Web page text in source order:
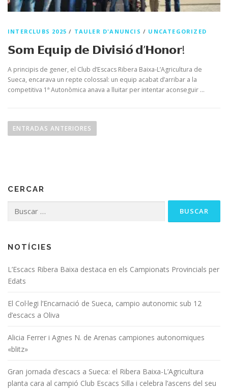
INTERCLUBS 2025 / TAULER D'ANUNCIS / UNCATEGORIZED
𝗦𝗼𝗺 𝗘𝗾𝘂𝗶𝗽 𝗱𝗲 𝗗𝗶𝘃𝗶𝘀𝗶𝗼́ 𝗱’𝗛𝗼𝗻𝗼𝗿!
A principis de gener, el Club d’Escacs Ribera Baixa-L’Agricultura de
Sueca, encarava un repte colossal: un equip acabat d’arribar a la
competitiva 1ª Autonòmica anava a lluitar per intentar aconseguir …
ENTRADAS ANTERIORES
CERCAR
NOTÍCIES
L’Escacs Ribera Baixa destaca en els Campionats Provincials per
Edats
El Col·legi l’Encarnació de Sueca, campio autonomic sub 12
d’escacs a Oliva
Alicia Ferrer i Agnes N. de Arenas campiones autonomiques
«blitz»
Gran jornada d’escacs a Sueca: el Ribera Baixa-L’Agricultura
planta cara al campió Club Escacs Silla i celebra l’ascens del seu